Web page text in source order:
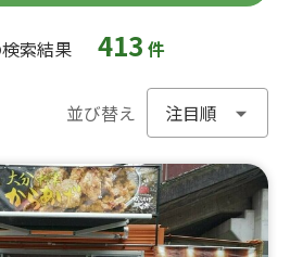
索結果 413 件
並び替え